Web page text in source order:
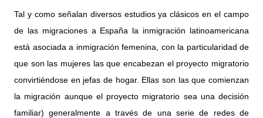
Tal y como señalan diversos estudios ya clásicos en el campo
de las migraciones a España la inmigración latinoamericana
está asociada a inmigración femenina, con la particularidad de
que son las mujeres las que encabezan el proyecto migratorio
convirtiéndose en jefas de hogar. Ellas son las que comienzan
la migración aunque el proyecto migratorio sea una decisión
familiar) generalmente a través de una serie de redes de